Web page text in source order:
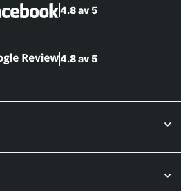
4.8 av 5
4.8 av 5